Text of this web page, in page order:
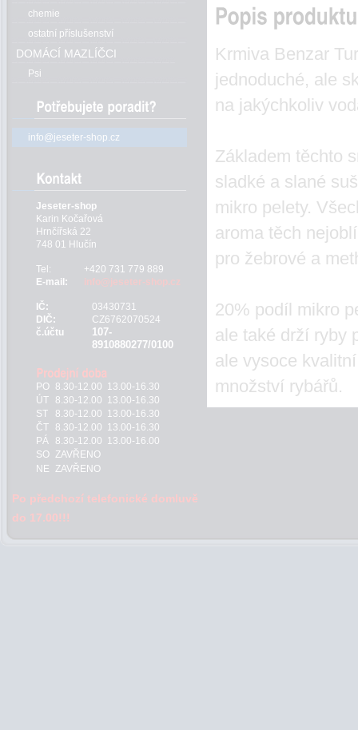
Krmiva Benzar
jednoduché, ale
na jakýchkoliv
Základem těchto
sladké a slané
mikro pelety.
aroma těch
pro žebrové a
20% podíl mikro
ale také drží ryby
ale vysoce
množství rybářů.
chemie
ostatní příslušenství
DOMÁCÍ MAZLÍČCI
Psi
info@jeseter-shop.cz
Jeseter-shop
Karin Kočařová
Hrnčířská 22
748 01 Hlučín
Tel:
+420 731 779 889
E-mail:
info@jeseter-shop.cz
IČ:
03430731
DIČ:
CZ6762070524
č.účtu
107-
8910880277/0100
PO 8.30-12.00 13.00-16.30
ÚT
8.30-12.00 13.00-16.30
ST
8.30-12.00 13.00-16.30
ČT
8.30-12.00 13.00-16.30
PÁ
8.30-12.00 13.00-16.00
SO ZAVŘENO
NE ZAVŘENO
Po předchozí telefonické domluvě
do 17.00!!!